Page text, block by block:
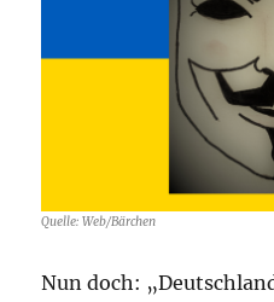
Quelle: Web/Bärchen
Nun doch: